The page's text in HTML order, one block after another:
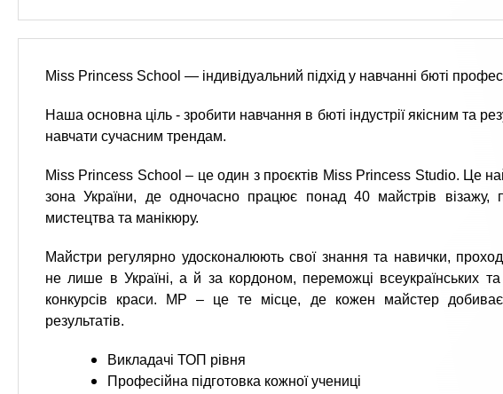
n
t
n
х
з
Miss Princess School — індивідуальний підхід у навчанні бюті
Наша основна ціль - зробити навчання в бюті індустрії якісним та
навчати сучасним трендам.
Miss Princess School – це один з проєктів Miss Princess Studio. Це
зона України, де одночасно працює понад 40 майстрів візажу,
мистецтва та манікюру.
Майстри регулярно удосконалюють свої знання та навички,
не лише в Україні, а й за кордоном, переможці всеукраїнських
конкурсів краси. MP – це те місце, де кожен майстер
результатів.
Викладачі ТОП рівня
Професійна підготовка кожної учениці